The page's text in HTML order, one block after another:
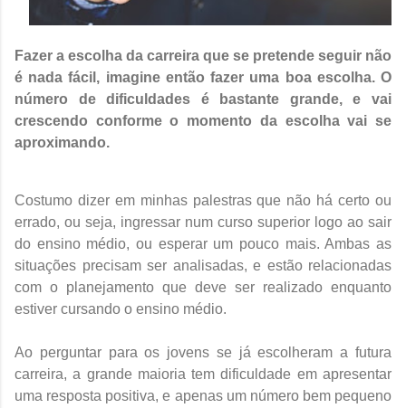
Fazer a escolha da carreira que se pretende seguir não
é nada fácil, imagine então fazer uma boa escolha. O
número de dificuldades é bastante grande, e vai
crescendo conforme o momento da escolha vai se
aproximando.
Costumo dizer em minhas palestras que não há certo ou
errado, ou seja, ingressar num curso superior logo ao sair
do ensino médio, ou esperar um pouco mais. Ambas as
situações precisam ser analisadas, e estão relacionadas
com o planejamento que deve ser realizado enquanto
estiver cursando o ensino médio.
Ao perguntar para os jovens se já escolheram a futura
carreira, a grande maioria tem dificuldade em apresentar
uma resposta positiva, e apenas um número bem pequeno